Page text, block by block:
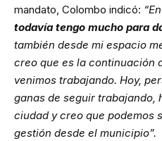
mandato, Colombo indicó:
todavía tengo mucho para
también desde mi espacio
creo que es la continuación
venimos trabajando. Hoy,
ganas de seguir trabajando,
ciudad y creo que podemos
gestión desde el municipio”.